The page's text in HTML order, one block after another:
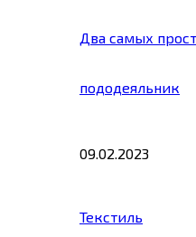
Два самых
пододеяльник
09.02.2023
Текстиль